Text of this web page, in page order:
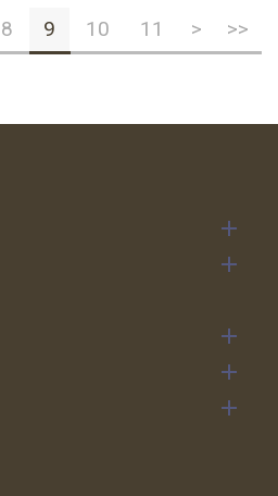
8 9 10 11 > >>